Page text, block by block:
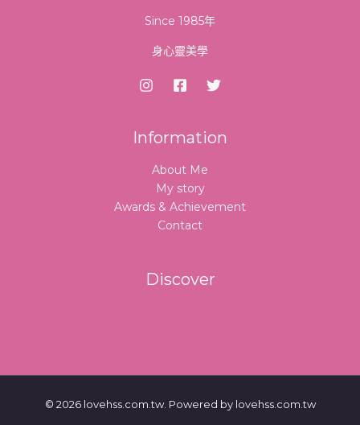
Since 1985年
身心靈美學
Information
About Me
My story
Awards & Achievement
Contact
Discover
© 2026 lovehss.com.tw. Powered by lovehss.com.tw